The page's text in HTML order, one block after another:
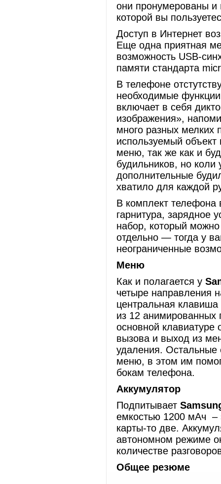
они пронумерованы и
которой вы
Доступ в Интернет
Еще одна приятная
возможность USB-
памяти стандарта
В телефоне
необходимые
включает в себя
изображения»,
много разных мелких
используемый
меню, так же как и
будильников, но коли
дополнительные
хватило для каждой
В комплект телефона
гарнитура, зарядное
набор, который
отдельно — тогда у
неограниченные
Меню
Как и полагается у
четыре направления
центральная клавиша
из 12 анимированных
основной
вызова и выход из
удаления.
меню, в этом им
бокам телефона.
Аккумулятор
Подпитывает
емкостью 1200 мАч –
карты-то две.
автономном режиме
количестве
Общее резюме